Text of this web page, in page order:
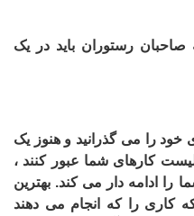
که صاحبان رستوران باید در یک
را می گذرانید و هنوز یک
لیست کارهای شما عبور کنند ،
ادامه دار می کند. بهترین
کاری را که انجام می دهند